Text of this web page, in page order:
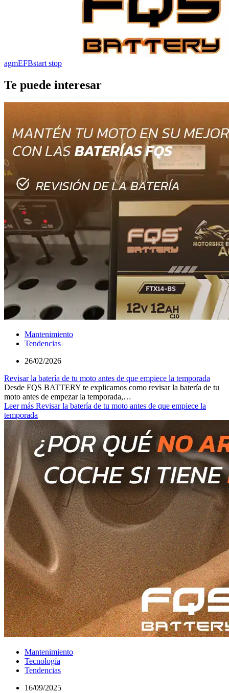
agmEFBstart stop
Te puede interesar
Mantenimiento
Tendencias
26/02/2026
Revisar la batería de tu moto antes de que empiece la temporada
Desde FQS BATTERY te explicamos como revisar la batería de tu
moto antes de empezar la temporada,…
Leer más Revisar la batería de tu moto antes de que empiece la
temporada
Mantenimiento
Tecnología
Tendencias
16/09/2025